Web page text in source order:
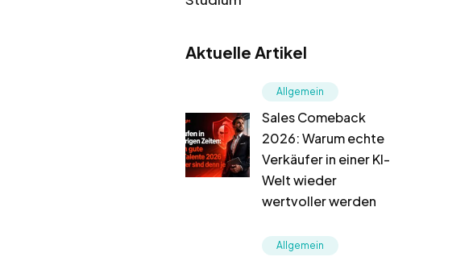
Aktuelle Artikel
Allgemein
Sales Comeback
2026: Warum echte
Verkäufer in einer KI-
Welt wieder
wertvoller werden
Allgemein